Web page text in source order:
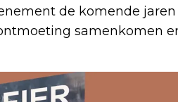
de komende
samenkomen